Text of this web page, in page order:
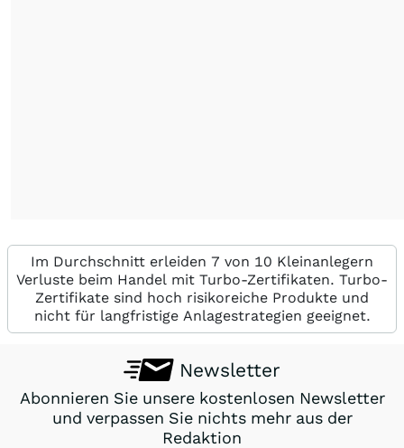
Im Durchschnitt erleiden 7 von 10 Kleinanlegern
Verluste beim Handel mit Turbo-Zertifikaten. Turbo-
Zertifikate sind hoch risikoreiche Produkte und
nicht für langfristige Anlagestrategien geeignet.
Newsletter
Abonnieren Sie unsere kostenlosen Newsletter
und verpassen Sie nichts mehr aus der
Redaktion